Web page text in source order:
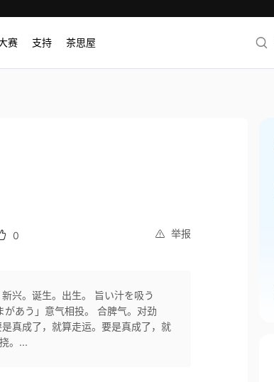
赛 支持 茶思屋
举报
0
兴。诞生。出生。 旨い汁を吸う
があう」意气相投。 合脾气。对劲
真成了，就算走运。要是真成了，就
。...